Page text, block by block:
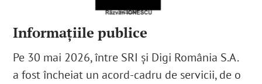
Informațiile publice
Pe 30 mai 2026, între SRI și Digi România S.A.
a fost încheiat un acord-cadru de servicii, de o